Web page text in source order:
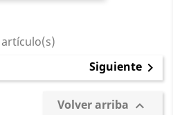
Siguiente 
Volver arriba 